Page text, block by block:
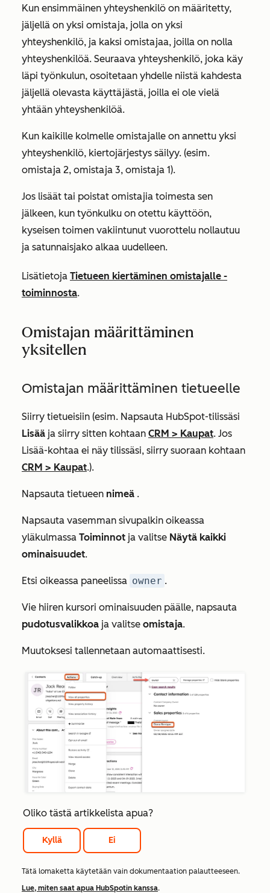
Kun ensimmäinen yhteyshenkilö on määritetty,
jäljellä on yksi omistaja, jolla on yksi
yhteyshenkilö, ja kaksi omistajaa, joilla on nolla
yhteyshenkilöä. Seuraava yhteyshenkilö, joka käy
läpi työnkulun, osoitetaan yhdelle niistä kahdesta
jäljellä olevasta käyttäjästä, joilla ei ole vielä
yhtään yhteyshenkilöä.
Kun kaikille kolmelle omistajalle on annettu yksi
yhteyshenkilö, kiertojärjestys säilyy. (esim.
omistaja 2, omistaja 3, omistaja 1).
Jos lisäät tai poistat omistajia toimesta sen
jälkeen, kun työnkulku on otettu käyttöön,
kyseisen toimen vakiintunut vuorottelu nollautuu
ja satunnaisjako alkaa uudelleen.
Lisätietoja Tietueen kiertäminen omistajalle -
toiminnosta.
Omistajan määrittäminen
yksitellen
Omistajan määrittäminen tietueelle
Siirry tietueisiin (esim. Napsauta HubSpot-tilissäsi
Lisää ja siirry sitten kohtaan CRM > Kaupat. Jos
Lisää-kohtaa ei näy tilissäsi, siirry suoraan kohtaan
CRM > Kaupat.).
Napsauta tietueen nimeä .
Napsauta vasemman sivupalkin oikeassa
yläkulmassa Toiminnot ja valitse Näytä kaikki
ominaisuudet.
Etsi oikeassa paneelissa owner .
Vie hiiren kursori ominaisuuden päälle, napsauta
pudotusvalikkoa ja valitse omistaja.
Muutoksesi tallennetaan automaattisesti.
Oliko tästä artikkelista apua?
Kyllä Ei
Tätä lomaketta käytetään vain dokumentaation palautteeseen.
Lue, miten saat apua HubSpotin kanssa.